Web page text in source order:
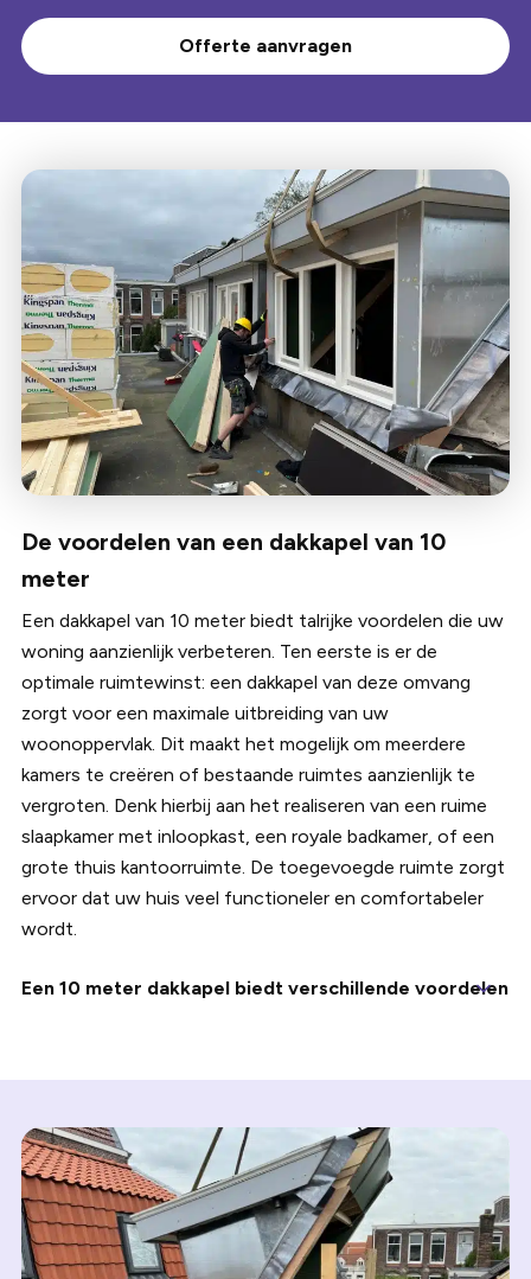
Offerte aanvragen
De voordelen van een dakkapel van 10
meter
Een dakkapel van 10 meter biedt talrijke voordelen die uw
woning aanzienlijk verbeteren. Ten eerste is er de
optimale ruimtewinst: een dakkapel van deze omvang
zorgt voor een maximale uitbreiding van uw
woonoppervlak. Dit maakt het mogelijk om meerdere
kamers te creëren of bestaande ruimtes aanzienlijk te
vergroten. Denk hierbij aan het realiseren van een ruime
slaapkamer met inloopkast, een royale badkamer, of een
grote thuis kantoorruimte. De toegevoegde ruimte zorgt
ervoor dat uw huis veel functioneler en comfortabeler
wordt.
Een 10 meter dakkapel biedt verschillende voordelen
aanzienlijk verbetert. Het natuurlijke licht kan ook
afhankelijk bent van kunstlicht. Verder biedt de grotere
oppervlakte betere mogelijkheden voor ventilatie, met de
integratie van grotere ramen en ventilatieroosters die de
luchtstroom optimaliseren en bijdragen aan een
gezonder binnenklimaat. Qua uitstraling kan een goed